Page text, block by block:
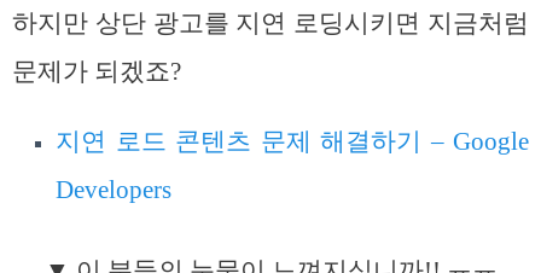
하지만 상단 광고를 지연 로딩시키면 지금처럼
문제가 되겠죠?
지연 로드 콘텐츠 문제 해결하기 – Google
Developers